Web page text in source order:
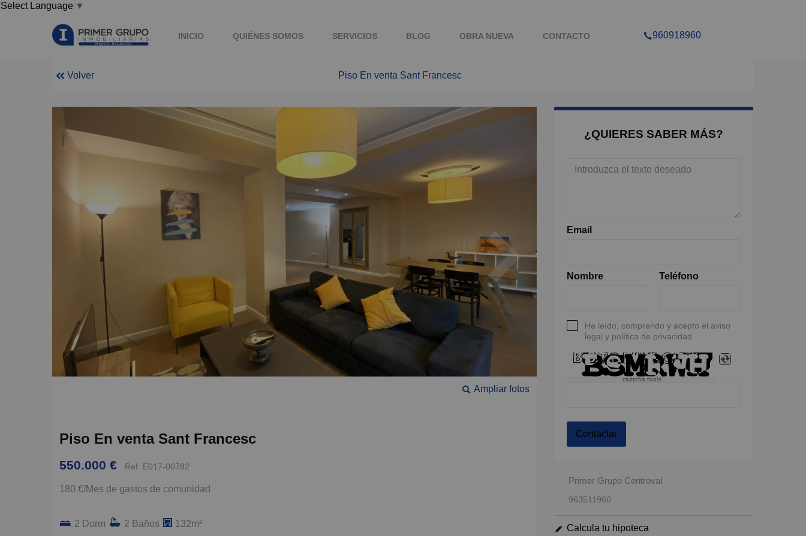
Select Language ▼
INICIO QUIÉNES SOMOS SERVICIOS BLOG OBRA NUEVA CONTACTO 960918960
Volver Piso En venta Sant Francesc
Ampliar fotos
Piso En venta Sant Francesc
550.000 € Ref. E017-00782
180 €/Mes de gastos de comunidad
2 Dorm 2 Baños 132m²
¿QUIERES SABER MÁS?
Email
Nombre Teléfono
He leído, comprendo y acepto el aviso
legal y política de privacidad
captcha tools
Contactar
Primer Grupo Centroval
963511960
Calcula tu hipoteca